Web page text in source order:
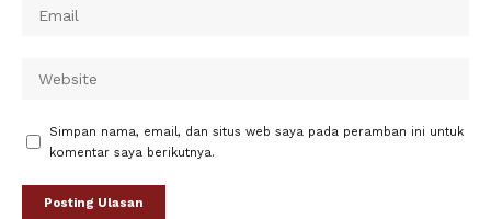
Simpan nama, email, dan situs web saya pada peramban ini untuk
komentar saya berikutnya.